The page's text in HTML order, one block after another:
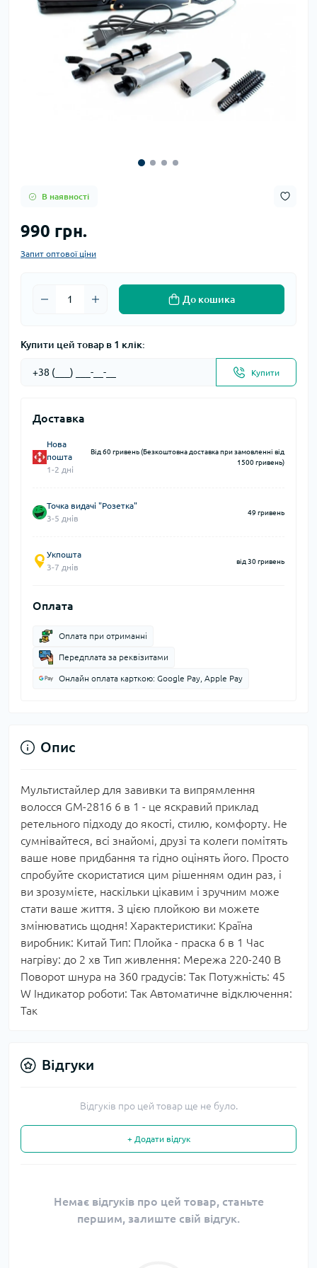
В наявності
990 грн.
Запит оптової ціни
До кошика
Купити цей товар в 1 клік:
Купити
Доставка
Нова
пошта
1-2 дні
Від 60 гривень (Безкоштовна доставка при замовленні від
1500 гривень)
Точка видачі "Розетка"
3-5 днів
49 гривень
Укпошта
3-7 днів
від 30 гривень
Оплата
Оплата при отриманні
Передплата за реквізитами
Онлайн оплата карткою: Google Pay, Apple Pay
Опис
Мультистайлер для завивки та випрямлення
волосся GM-2816 6 в 1 - це яскравий приклад
ретельного підходу до якості, стилю, комфорту. Не
сумнівайтеся, всі знайомі, друзі та колеги помітять
ваше нове придбання та гідно оцінять його. Просто
спробуйте скористатися цим рішенням один раз, і
ви зрозумієте, наскільки цікавим і зручним може
стати ваше життя. З цією плойкою ви можете
змінюватись щодня! Характеристики: Країна
виробник: Китай Тип: Плойка - праска 6 в 1 Час
нагріву: до 2 хв Тип живлення: Мережа 220-240 В
Поворот шнура на 360 градусів: Так Потужність: 45
W Індикатор роботи: Так Автоматичне відключення:
Так
Відгуки
Відгуків про цей товар ще не було.
+ Додати відгук
Немає відгуків про цей товар, станьте
першим, залиште свій відгук.